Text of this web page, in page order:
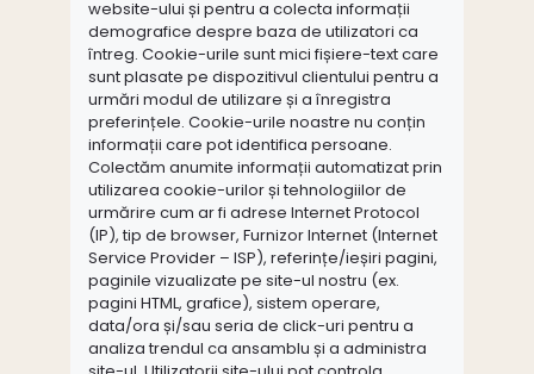
website-ului și pentru a colecta informații
demografice despre baza de utilizatori ca
întreg. Cookie-urile sunt mici fișiere-text care
sunt plasate pe dispozitivul clientului pentru a
urmări modul de utilizare și a înregistra
preferințele. Cookie-urile noastre nu conțin
informații care pot identifica persoane.
Colectăm anumite informații automatizat prin
utilizarea cookie-urilor și tehnologiilor de
urmărire cum ar fi adrese Internet Protocol
(IP), tip de browser, Furnizor Internet (Internet
Service Provider – ISP), referințe/ieșiri pagini,
paginile vizualizate pe site-ul nostru (ex.
pagini HTML, grafice), sistem operare,
data/ora și/sau seria de click-uri pentru a
analiza trendul ca ansamblu și a administra